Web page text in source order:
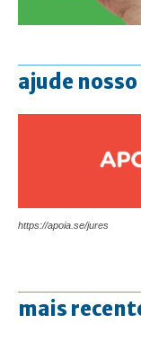
ajude
https://apoia.se/jures
mais